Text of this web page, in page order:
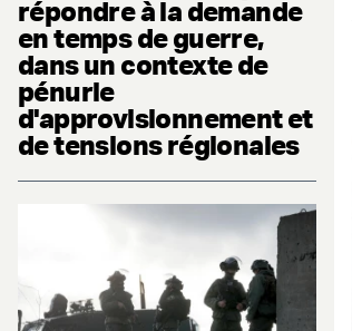
répondre à la demande
en temps de guerre,
dans un contexte de
pénurie
d'approvisionnement et
de tensions régionales